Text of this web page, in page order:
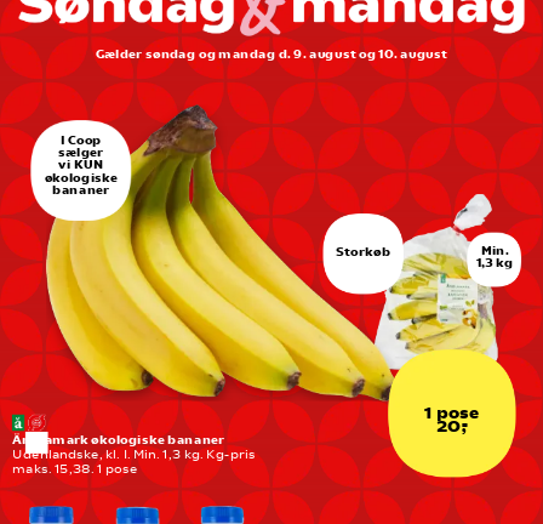
Gælder søndag og mandag d. 9. august og 10. august
1 pose
20,-
Änglamark økologiske bananer
Udenlandske, kl. I. Min. 1,3 kg. Kg-pris
maks. 15,38. 1 pose
Min.
1,3 kg
Storkøb
I Coop
sælger
vi KUN
økologiske
bananer